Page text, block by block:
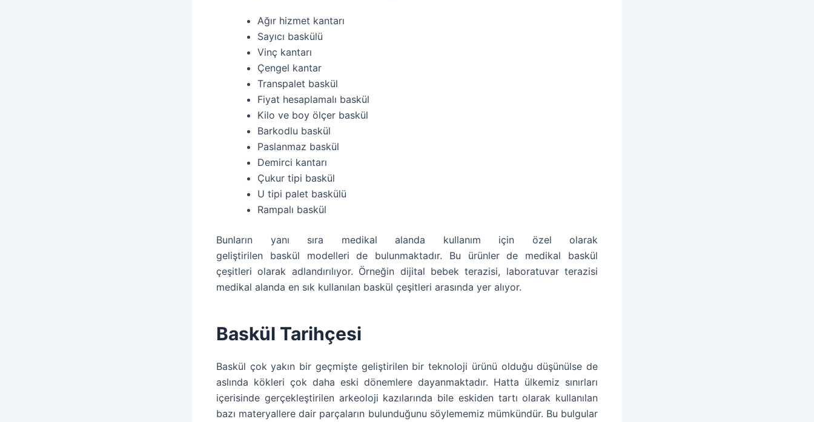
Ağır hizmet kantarı
Sayıcı baskülü
Vinç kantarı
Çengel kantar
Transpalet baskül
Fiyat hesaplamalı baskül
Kilo ve boy ölçer baskül
Barkodlu baskül
Paslanmaz baskül
Demirci kantarı
Çukur tipi baskül
U tipi palet baskülü
Rampalı baskül
Bunların yanı sıra medikal alanda kullanım için özel olarak
geliştirilen baskül modelleri de bulunmaktadır. Bu ürünler de medikal baskül
çeşitleri olarak adlandırılıyor. Örneğin dijital bebek terazisi, laboratuvar terazisi
medikal alanda en sık kullanılan baskül çeşitleri arasında yer alıyor.
Baskül Tarihçesi
Baskül çok yakın bir geçmişte geliştirilen bir teknoloji ürünü olduğu düşünülse de
aslında kökleri çok daha eski dönemlere dayanmaktadır. Hatta ülkemiz sınırları
içerisinde gerçekleştirilen arkeoloji kazılarında bile eskiden tartı olarak kullanılan
bazı materyallere dair parçaların bulunduğunu söylememiz mümkündür. Bu bulgular